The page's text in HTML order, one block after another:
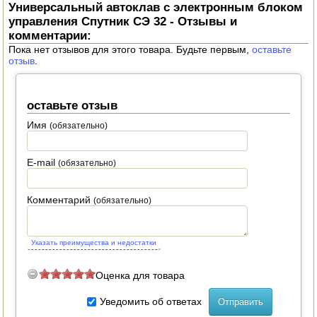
Универсальный автоклав с электронным блоком
управления Спутник СЭ 32 - Отзывы и
комментарии:
Пока нет отзывов для этого товара. Будьте первым,оставьте
отзыв.
оставьте отзыв
Имя(обязательно)
E-mail(обязательно)
Комментарий(обязательно)
Указать преимущества и недостатки
Оценка для товара
Уведомить об ответах